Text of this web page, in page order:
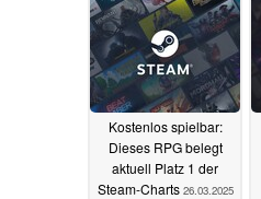
Kostenlos spielbar:
Dieses RPG belegt
aktuell Platz 1 der
Steam-Charts 26.03.2025